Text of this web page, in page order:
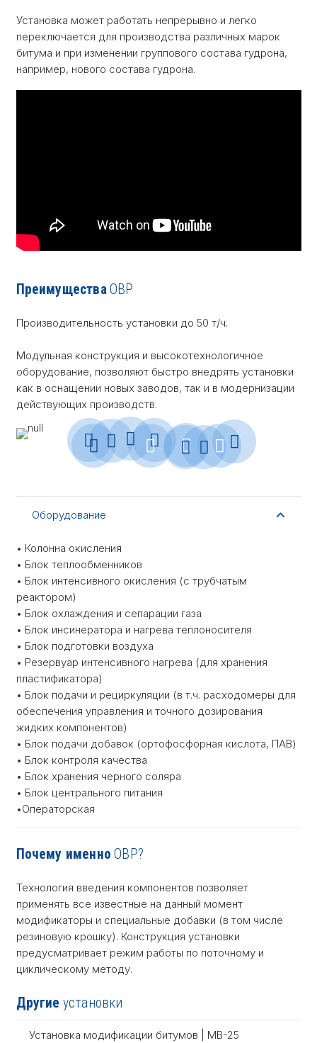
Установка может работать непрерывно и легко
переключается для производства различных марок
битума и при изменении группового состава гудрона,
например, нового состава гудрона.
Преимущества OBP
Производительность установки до 50 т/ч.
Модульная конструкция и высокотехнологичное
оборудование, позволяют быстро внедрять установки
как в оснащении новых заводов, так и в модернизации
действующих производств.
Оборудование
• Колонна окисления
• Блок теплообменников
• Блок интенсивного окисления (с трубчатым
реактором)
• Блок охлаждения и сепарации газа
• Блок инсинератора и нагрева теплоносителя
• Блок подготовки воздуха
• Резервуар интенсивного нагрева (для хранения
пластификатора)
• Блок подачи и рециркуляции (в т.ч. расходомеры для
обеспечения управления и точного дозирования
жидких компонентов)
• Блок подачи добавок (ортофосфорная кислота, ПАВ)
• Блок контроля качества
• Блок хранения черного соляра
• Блок центрального питания
•Операторская
Почему именно OBP?
Технология введения компонентов позволяет
применять все известные на данный момент
модификаторы и специальные добавки (в том числе
резиновую крошку). Конструкция установки
предусматривает режим работы по поточному и
циклическому методу.
Другие установки
Установка модификации битумов | MB-25